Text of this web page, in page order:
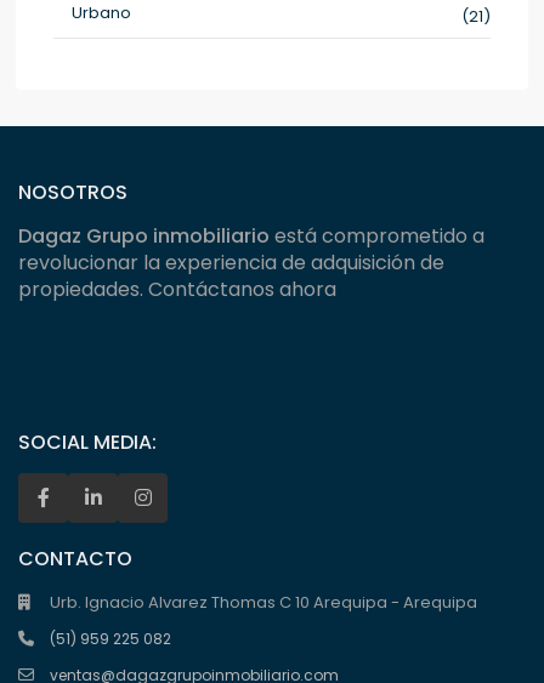
Urbano
(21)
NOSOTROS
Dagaz Grupo inmobiliario está comprometido a
revolucionar la experiencia de adquisición de
propiedades. Contáctanos ahora
SOCIAL MEDIA:
CONTACTO
Urb. Ignacio Alvarez Thomas C 10 Arequipa - Arequipa
(51) 959 225 082
ventas@dagazgrupoinmobiliario.com